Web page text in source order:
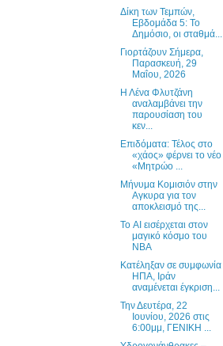
Δίκη των Τεμπών,
Εβδομάδα 5: Το
Δημόσιο, οι σταθμά...
Γιορτάζουν Σήμερα,
Παρασκευή, 29
Μαΐου, 2026
Η Λένα Φλυτζάνη
αναλαμβάνει την
παρουσίαση του
κεν...
Επιδόματα: Τέλος στο
«χάος» φέρνει το νέο
«Μητρώο ...
Μήνυμα Κομισιόν στην
Αγκυρα για τον
αποκλεισμό της...
Το AI εισέρχεται στον
μαγικό κόσμο του
ΝΒΑ
Κατέληξαν σε συμφωνία
ΗΠΑ, Ιράν
αναμένεται έγκριση...
Την Δευτέρα, 22
Ιουνίου, 2026 στις
6:00μμ, ΓΕΝΙΚΗ ...